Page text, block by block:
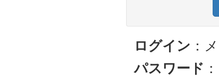
ログイン ：
パスワード